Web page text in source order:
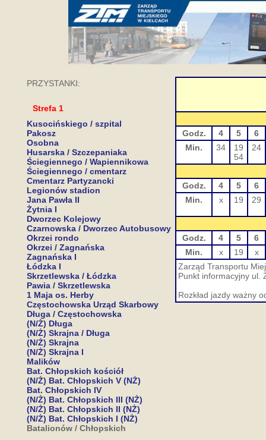
PRZYSTANKI:
Strefa 1
Kusocińskiego / szpital
Pakosz
Osobna
Husarska / Szczepaniaka
Ściegiennego / Wapiennikowa
Ściegiennego / cmentarz
Cmentarz Partyzancki
Legionów stadion
Jana Pawła II
Żytnia I
Dworzec Kolejowy
Czarnowska / Dworzec Autobusowy
Okrzei rondo
Okrzei / Zagnańska
Zagnańska I
Łódzka I
Skrzetlewska / Łódzka
Pawia / Skrzetlewska
1 Maja os. Herby
Częstochowska Urząd Skarbowy
Długa / Częstochowska
(N/Ż) Długa
(N/Ż) Skrajna / Długa
(N/Ż) Skrajna
(N/Ż) Skrajna I
Malików
Bat. Chłopskich kościół
(N/Ż) Bat. Chłopskich V (NŻ)
Bat. Chłopskich IV
(N/Ż) Bat. Chłopskich III (NŻ)
(N/Ż) Bat. Chłopskich II (NŻ)
(N/Ż) Bat. Chłopskich I (NŻ)
Batalionów / Chłopskich
Godz. 4 5
6
Min.
34
19
54
24
Godz. 4 5
6
Min.
x 19 29
Godz. 4 5
6
Min.
x 19
x
Zarząd Transportu
Punkt informacyjny ul.
Rozkład jazdy ważny